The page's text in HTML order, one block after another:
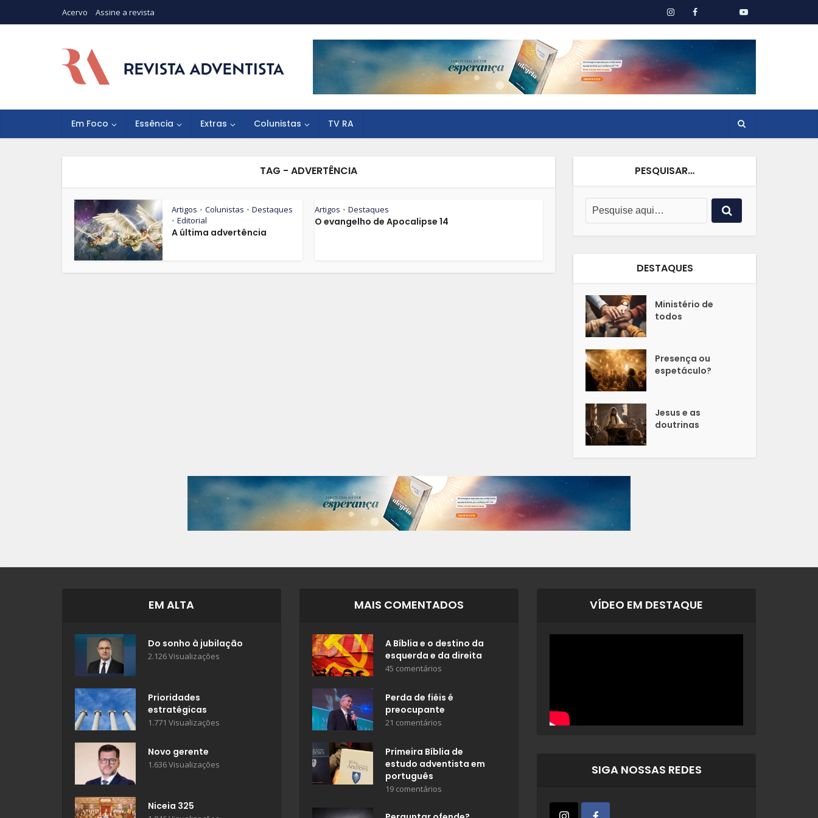
Acervo Assine a revista
Em Foco Essência Extras Colunistas TV RA
TAG - ADVERTÊNCIA
Artigos • Colunistas • Destaques
• Editorial
A última advertência
Artigos • Destaques
O evangelho de Apocalipse 14
PESQUISAR…
DESTAQUES
Ministério de
todos
Presença ou
espetáculo?
Jesus e as
doutrinas
EM ALTA
Do sonho à jubilação
2.126 Visualizações
Prioridades
estratégicas
1.771 Visualizações
Novo gerente
1.636 Visualizações
Niceia 325
MAIS COMENTADOS
A Bíblia e o destino da
esquerda e da direita
45 comentários
Perda de fiéis é
preocupante
21 comentários
Primeira Bíblia de
estudo adventista em
português
19 comentários
VÍDEO EM DESTAQUE
SIGA NOSSAS REDES